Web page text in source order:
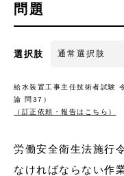
問題
選択肢
給水装置工事主任技術者試験
論 問37）
（訂正依頼・報告はこちら）
労働安全衛生法施行
なければならない作